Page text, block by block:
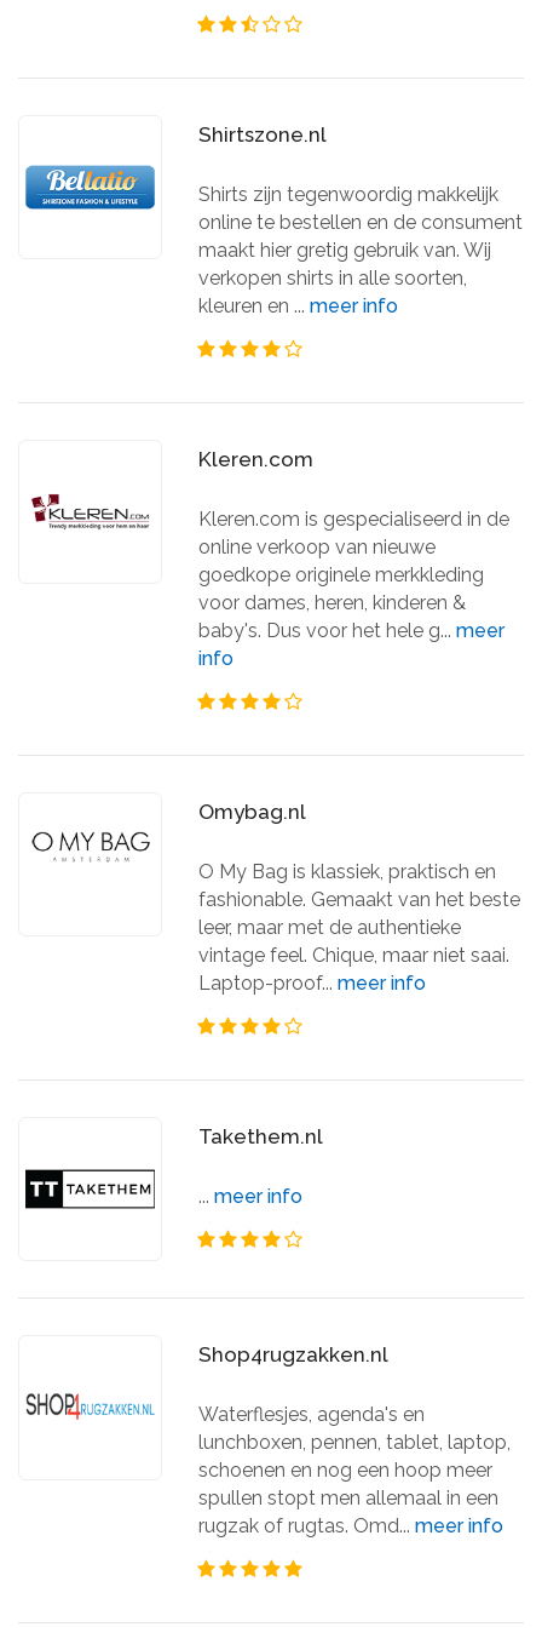
Shirtszone.nl
Shirts zijn tegenwoordig makkelijk
online te bestellen en de consument
maakt hier gretig gebruik van. Wij
verkopen shirts in alle soorten,
kleuren en ...meer info
Kleren.com
Kleren.com is gespecialiseerd in de
online verkoop van nieuwe
goedkope originele merkkleding
voor dames, heren, kinderen &
baby's. Dus voor het hele g...meer
info
Omybag.nl
O My Bag is klassiek, praktisch en
fashionable. Gemaakt van het beste
leer, maar met de authentieke
vintage feel. Chique, maar niet saai.
Laptop-proof...meer info
Takethem.nl
...meer info
Shop4rugzakken.nl
Waterflesjes, agenda's en
lunchboxen, pennen, tablet, laptop,
schoenen en nog een hoop meer
spullen stopt men allemaal in een
rugzak of rugtas. Omd...meer info